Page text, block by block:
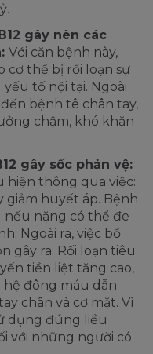
gây nên các
Với căn bệnh này,
cơ thể bị rối loạn sự
tố nội tại. Ngoài
bệnh tê chân tay,
chậm, khó khăn
gây sốc phản vệ:
hiện thông qua việc:
giảm huyết áp. Bệnh
nặng có thể đe
Ngoài ra, việc bổ
gây ra: Rối loạn tiêu
tiền liệt tăng cao,
hệ đông máu dẫn
chân và cơ mặt. Vì
dụng đúng liều
với những người có